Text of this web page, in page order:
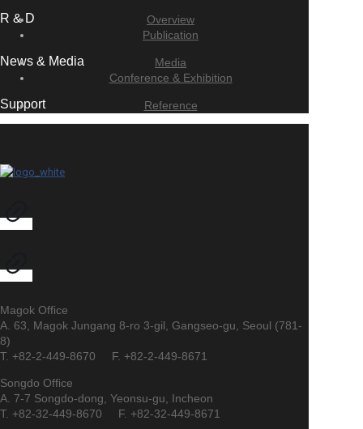
R & D
Overview
Publication
News & Media
Media
Conference & Exhibition
Support Reference
Magok Office
A. 63, Magok Jungang 8-ro 3-gil, Gangseo-gu, Seoul (781-
8)
T. +82-2-449-8670 F. +82-2-449-8671
Songdo Office
A. 7-7 Songdo-dong, Yeonsu-gu, Incheon
T. +82-32-449-8670 F. +82-32-449-8671